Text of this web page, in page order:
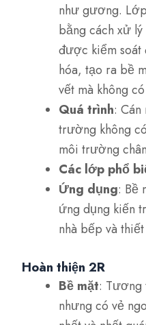
như gương.
bằng cách xử
được kiểm soát
hóa, tạo ra bề
vết mà không
Quá trình:
trường không
môi trường
Các lớp phổ
Ứng dụng: Bề
ứng dụng kiến
nhà bếp và
Hoàn thiện 2R
Bề mặt: Tương
nhưng có vẻ